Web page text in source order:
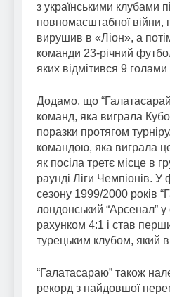
з українськими клубами
повномасштабної війни,
вирушив в «Ліон», а
команди 23-річний
яких відмітився 9
Додамо, що
команд, яка виграла
поразки протягом
командою, яка виграла
як посіла третє місце в
раунді Ліги Чемпіонів.
сезону 1999/2000 років
лондонський “Арсенал” у
рахунком 4:1 і став
турецьким клубом, який
“Галатасараю” також
рекорд з найдовшої